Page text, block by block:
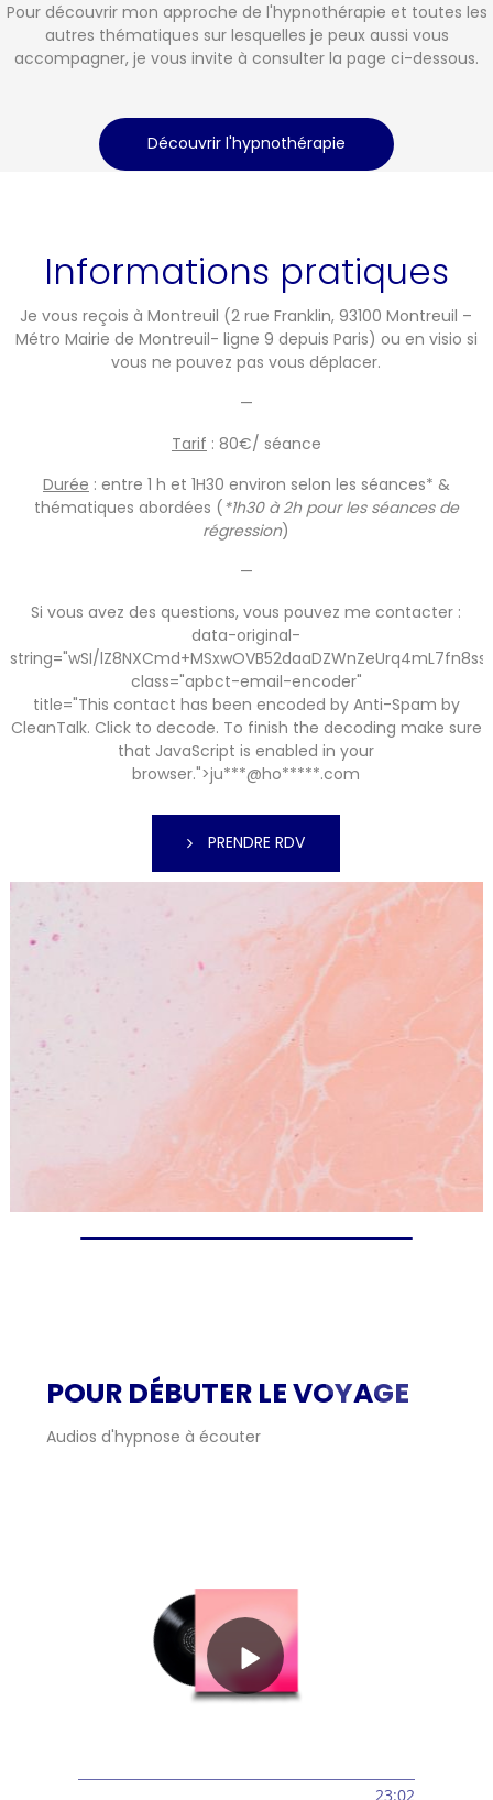
Pour découvrir mon approche de l'hypnothérapie et toutes les
autres thématiques sur lesquelles je peux aussi vous
accompagner, je vous invite à consulter la page ci-dessous.
Découvrir l'hypnothérapie
Informations pratiques
Je vous reçois àMontreuil (2 rue Franklin, 93100 Montreuil –
Métro Mairie de Montreuil- ligne 9 depuis Paris) ou en visio si
vous ne pouvez pas vous déplacer.
—
Tarif : 80€/ séance
Durée : entre 1 h et 1H30 environ selon les séances* &
thématiques abordées ( *1h30 à 2h pour les séances de
régression)
—
Si vous avez des questions, vous pouvez me contacter :
data-original-
string="wSI/
class="apbct-email-encoder"
title="This contact has been encoded by Anti-Spam by
CleanTalk. Click to decode. To finish the decoding make sure
that JavaScript is enabled in your
browser.">ju***@ho*****.com
PRENDRE RDV
POUR DÉBUTER LE VOYAGE
Audios d'hypnose à écouter
23:02